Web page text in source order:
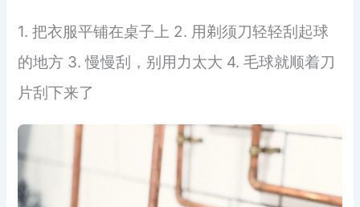
1. 把衣服平铺在桌子上 2. 用剃须刀轻轻刮起球
的地方 3. 慢慢刮，别用力太大 4. 毛球就顺着刀
片刮下来了